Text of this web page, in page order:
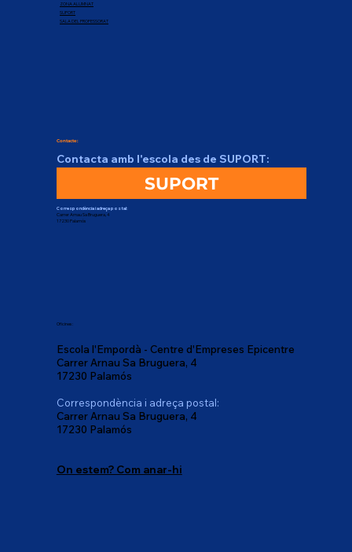
ZONA ALUMNAT
SUPORT
SALA DEL PROFESSORAT
Contacte:
Contacta amb l'escola des de SUPORT:
SUPORT
Correspondència i adreça postal:
Carrer Arnau Sa Bruguera, 4
17230 Palamós
Oficines:
Escola l'Empordà - Centre d'Empreses Epicentre
Carrer Arnau Sa Bruguera, 4
17230 Palamós
Correspondència i adreça postal:
Carrer Arnau Sa Bruguera, 4
17230 Palamós
On estem? Com anar-hi